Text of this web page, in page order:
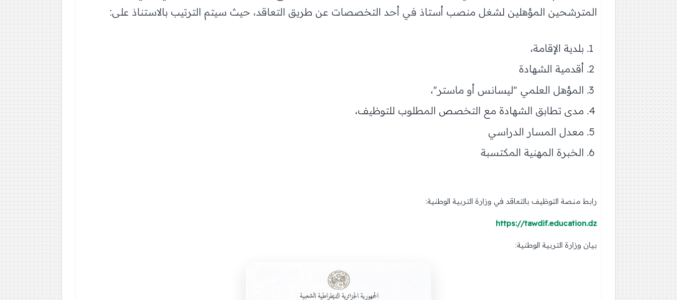
المترشحين المؤهلين لشغل منصب أستاذ في أحد التخصصات عن طريق التعاقد، حيث سيتم الترتيب بالاستناذ على:
بلدية الإقامة،
أقدمية الشهادة
المؤهل العلمي "ليسانس أو ماستر"،
مدى تطابق الشهادة مع التخصص المطلوب للتوظيف،
معدل المسار الدراسي
الخبرة المهنية المكتسبة
رابط منصة التوظيف بالتعاقد في وزارة التربية الوطنية:
https://tawdif.education.dz
بيان وزارة التربية الوطنية: